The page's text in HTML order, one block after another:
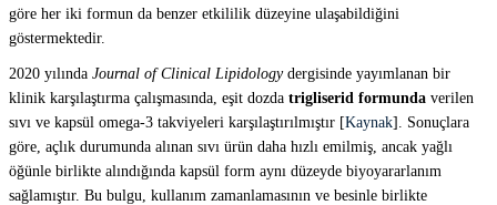
göre her iki formun da benzer etkililik düzeyine ulaşabildiğini
göstermektedir.
2020 yılında Journal of Clinical Lipidologydergisinde yayımlanan bir
klinik karşılaştırma çalışmasında, eşit dozda trigliserid formunda verilen
sıvı ve kapsül omega-3 takviyeleri karşılaştırılmıştır [Kaynak]. Sonuçlara
göre, açlık durumunda alınan sıvı ürün daha hızlı emilmiş, ancak yağlı
öğünle birlikte alındığında kapsül form aynı düzeyde biyoyararlanım
sağlamıştır. Bu bulgu, kullanım zamanlamasının ve besinle birlikte